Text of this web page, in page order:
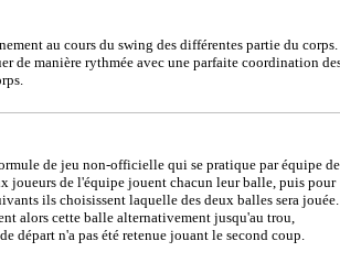
au cours du swing des différentes partie du corps.
de manière rythmée avec une parfaite coordination
de jeu non-officielle qui se pratique par équipe de
joueurs de l'équipe jouent chacun leur balle, puis pour
ils choisissent laquelle des deux balles sera jouée.
alors cette balle alternativement jusqu'au trou,
départ n'a pas été retenue jouant le second coup.